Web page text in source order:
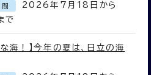
2026年7月18日から
で
海！】今年の夏は、日立の海